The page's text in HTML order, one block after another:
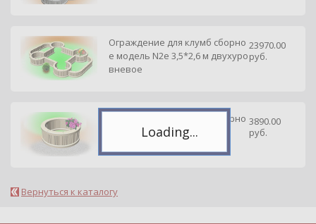
Ограждение для клумб сборно
е модель N2е 3,5*2,6 м двухуро
вневое
23970.00
руб.
Ограждение для клумб сборно
е модель А 0,9 м
3890.00
руб.
Вернуться к каталогу
Подпишитесь на канал,
чтобы следить за новостями.
Спасибо, я уже с вами!